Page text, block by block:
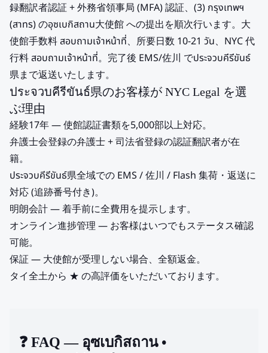
録翻訳者認証 + 外務省領事局 (MFA) 認証、(3) กรุงเทพฯ
(สาทร) のอุซเบกิสถาน大使館 への提出を順次行います。大
使館手数料 สอบถามเจ้าหน้าที่、所要日数 10-21 วัน、NYC 代
行料 สอบถามเจ้าหน้าที่。完了後 EMS/佐川 でประจวบคีรีขันธ์
県まで返送いたします。
ประจวบคีรีขันธ์県のお客様が NYC Legal を選
ぶ理由
経験17年 — 使館認証書類を5,000部以上対応。
弁護士会登録の弁護士 + 司法省登録の認証翻訳者が在
籍。
ประจวบคีรีขันธ์県全域での EMS / 佐川 / Flash 集荷・返送に
対応 (追跡番号付き)。
明朗会計 — 着手前に全費用を提示します。
オンライン進捗管理 — お客様はいつでもステータス確認
可能。
保証 — 大使館が受理しない場合、全額返金。
タイ全土から ★ の高評価をいただいております。
❓ FAQ — อุซเบกิสถาน •